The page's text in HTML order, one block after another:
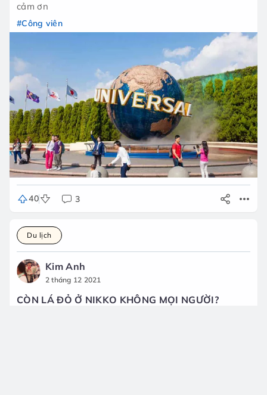
cảm ơn
#Công viên
40 3
Du lịch
Kim Anh
2 tháng 12 2021
CÒN LÁ ĐỎ Ở NIKKO KHÔNG MỌI NGƯỜI?